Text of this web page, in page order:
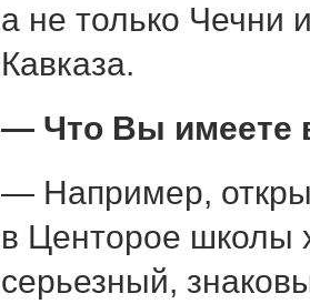
а не только Чечни
Кавказа.
— Что Вы имеете
— Например,
в Центорое школы
серьезный,